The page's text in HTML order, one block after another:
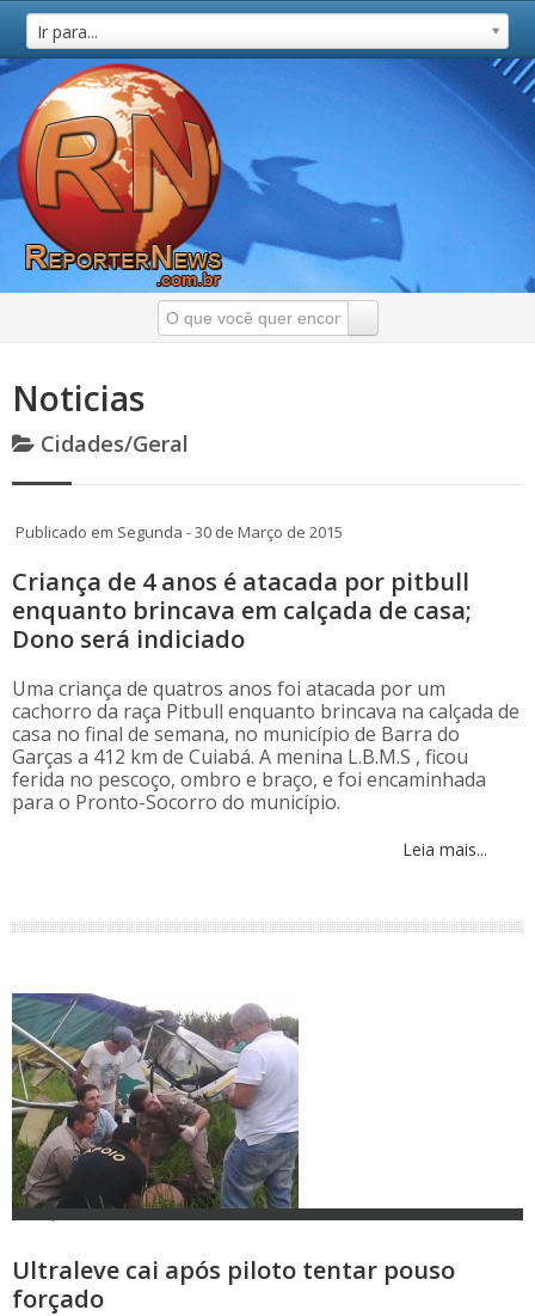
Ir para...
Noticias
Cidades/Geral
Publicado em Segunda - 30 de Março de 2015
Criança de 4 anos é atacada por pitbull
enquanto brincava em calçada de casa;
Dono será indiciado
Uma criança de quatros anos foi atacada por um
cachorro da raça Pitbull enquanto brincava na calçada de
casa no final de semana, no município de Barra do
Garças a 412 km de Cuiabá. A menina L.B.M.S , ficou
ferida no pescoço, ombro e braço, e foi encaminhada
para o Pronto-Socorro do município.
Leia mais...
Ultraleve cai após piloto tentar pouso
forçado